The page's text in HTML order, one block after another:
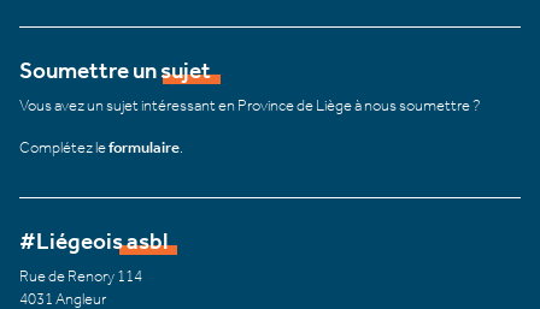
Soumettre un sujet
Vous avez un sujet intéressant en Province de Liège à nous soumettre ?
Complétez leformulaire
#Liégeois asbl
Rue de Renory 114
4031 Angleur